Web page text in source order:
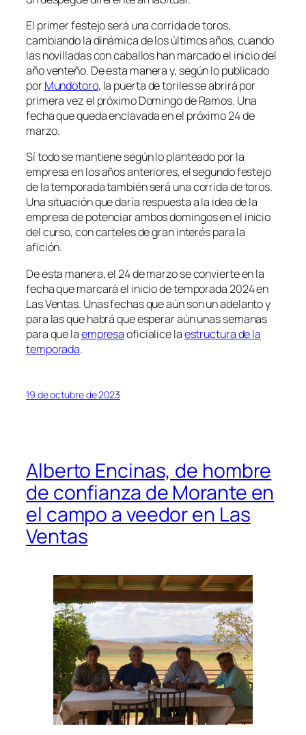
El primer festejo será una corrida de toros,
cambiando la dinámica de los últimos años, cuando
las novilladas con caballos han marcado el inicio del
año venteño. De esta manera y, según lo publicado
porMundotoro, la puerta de toriles se abrirá por
primera vez el próximo Domingo de Ramos. Una
fecha que queda enclavada en el próximo 24 de
marzo.
Sí todo se mantiene según lo planteado por la
empresa en los años anteriores, el segundo festejo
de la temporada también será una corrida de toros.
Una situación que daría respuesta a la idea de la
empresa de potenciar ambos domingos en el inicio
del curso, con carteles de gran interés para la
afición.
De esta manera, el 24 de marzo se convierte en la
fecha que marcará el inicio de temporada 2024 en
Las Ventas. Unas fechas que aún son un adelanto y
para las que habrá que esperar aún unas semanas
para que laempresaoficialice laestructura de la
temporada.
19 de octubre de 2023
Alberto Encinas, de hombre
de confianza de Morante en
el campo a veedor en Las
Ventas